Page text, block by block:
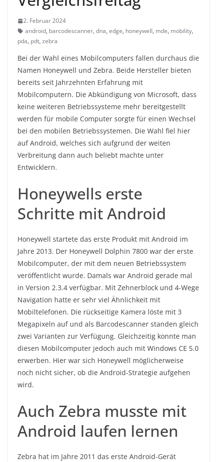
2. Februar 2024
android, barcodescanner, dna, edge, honeywell, mde, mobility,
pda, pdt, zebra
Bei der Wahl eines Mobilcomputers fallen durchaus die
Namen Honeywell und Zebra. Beide Hersteller bieten
bereits seit Jahrzehnten Erfahrung mit
Mobilcomputern. Die Abkündigung von Microsoft, dass
keine weiteren Betriebssysteme mehr bereitgestellt
werden für mobile Computer sorgte für einen Wechsel
bei den mobilen Betriebssystemen. Die Wahl fiel hier
auf Android, welches sich aufgrund der weiten
Verbreitung dann auch beliebt machte unter
Entwicklern.
Honeywells erste
Schritte mit Android
Honeywell startete das erste Produkt mit Android im
Jahre 2013. Der Honeywell Dolphin 7800 war der erste
Mobilcomputer, der mit dem neuen Betriebssystem
veröffentlicht wurde. Damals war Android gerade mal
in Version 2.3.4 verfügbar. Mit Zehnerblock und 4-Wege
Navigation hatte er sehr viel Ähnlichkeit mit
Mobiltelefonen. Die rückseitige Kamera löste mit 3
Megapixeln auf und als Barcodescanner standen gleich
zwei Varianten zur Verfügung. Gleichzeitig konnte man
diesen Mobilcomputer jedoch auch mit Windows CE 5.0
erwerben. Hier war sich Honeywell möglicherweise
noch nicht sicher, ob die Android-Strategie aufgehen
wird.
Auch Zebra musste mit
Android laufen lernen
Zebra hat im Jahre 2011 das erste Android-Gerät